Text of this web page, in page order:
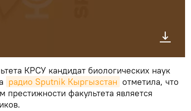
КРСУ кандидат биологических наук
радио Sputnik Кыргызстан отметила, что
факультета является